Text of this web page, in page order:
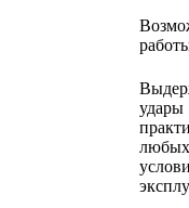
удары